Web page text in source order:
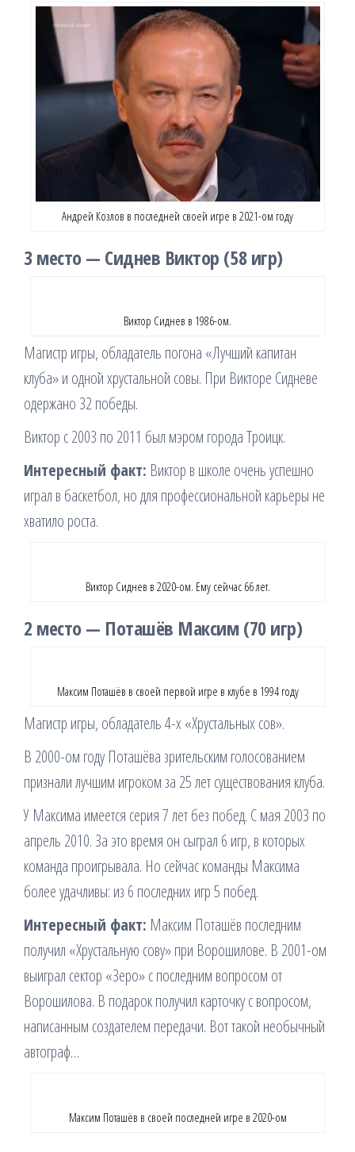
Андрей Козлов в последней своей игре в 2021-ом году
3 место — Сиднев Виктор (58 игр)
Виктор Сиднев в 1986-ом.
Магистр игры, обладатель погона «Лучший капитан
клуба» и одной хрустальной совы. При Викторе Сидневе
одержано 32 победы.
Виктор с 2003 по 2011 был мэром города Троицк.
Интересный факт: Виктор в школе очень успешно
играл в баскетбол, но для профессиональной карьеры не
хватило роста.
Виктор Сиднев в 2020-ом. Ему сейчас 66 лет.
2 место — Поташёв Максим (70 игр)
Максим Поташёв в своей первой игре в клубе в 1994 году
Магистр игры, обладатель 4-х «Хрустальных сов».
В 2000-ом году Поташёва зрительским голосованием
признали лучшим игроком за 25 лет существования клуба.
У Максима имеется серия 7 лет без побед. С мая 2003 по
апрель 2010. За это время он сыграл 6 игр, в которых
команда проигрывала. Но сейчас команды Максима
более удачливы: из 6 последних игр 5 побед.
Интересный факт: Максим Поташёв последним
получил «Хрустальную сову» при Ворошилове. В 2001-ом
выиграл сектор «Зеро» с последним вопросом от
Ворошилова. В подарок получил карточку с вопросом,
написанным создателем передачи. Вот такой необычный
автограф…
Максим Поташёв в своей последней игре в 2020-ом